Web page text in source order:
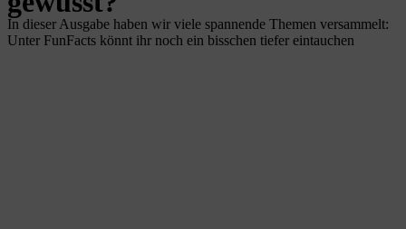
In dieser Ausgabe haben wir viele spannende Themen versammelt:
Unter FunFacts könnt ihr noch ein bisschen tiefer eintauchen